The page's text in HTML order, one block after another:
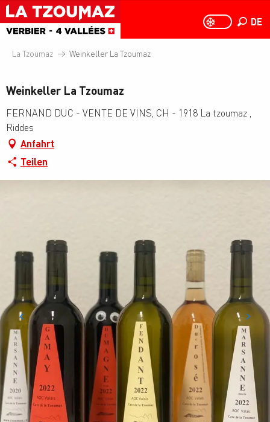
Aller
au
contenu
principal
PAGE D’ACCUEIL
PAGE
DE
La Tzoumaz Weinkeller La Tzoumaz
Weinkeller La Tzoumaz
FERNAND DUC - VENTE DE VINS, CH - 1918 La tzoumaz ,
Riddes
Anfahrt
Teilen